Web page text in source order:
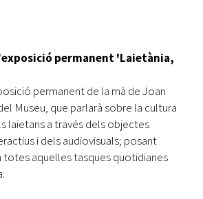
permanent 'Laietània,
permanent de la mà de Joan
Museu, que parlarà sobre la cultura
laietans a través dels objectes
i dels audiovisuals; posant
totes aquelles tasques quotidianes